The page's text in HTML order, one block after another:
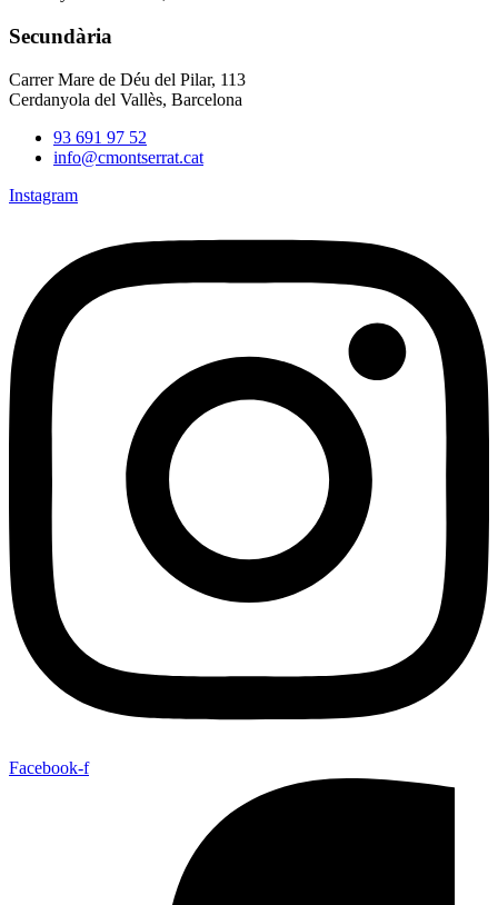
Secundària
Carrer Mare de Déu del Pilar, 113
Cerdanyola del Vallès, Barcelona
93 691 97 52
info@cmontserrat.cat
Instagram
Facebook-f